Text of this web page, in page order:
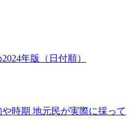
年版（日付順）
や時期 地元民が実際に採って